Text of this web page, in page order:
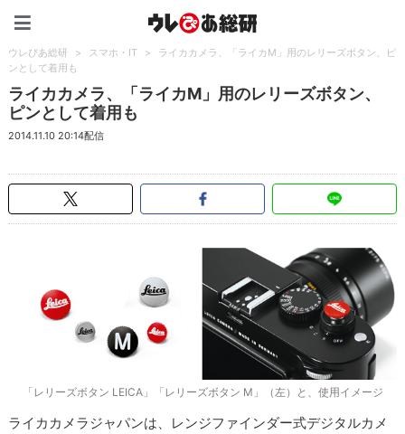
ウレぴあ総研 > スマホ・IT >
ライカカメラ、「ライカM」用のレリーズボタン、ピ
ンとして着用も
ライカカメラ、「ライカM」用のレリーズボタン、
ピンとして着用も
2014.11.10 20:14配信
「レリーズボタン LEICA」「レリーズボタン M」（左）と、使用イメージ
ライカカメラジャパンは、レンジファインダー式デジタルカメ